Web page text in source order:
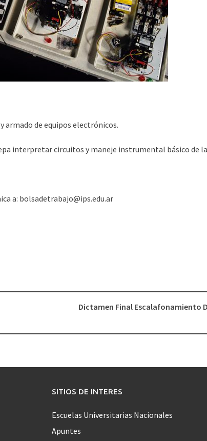
armado de equipos electrónicos.
interpretar circuitos y maneje instrumental básico de
a: bolsadetrabajo@ips.edu.ar
Dictamen Final Escalafonamiento
SITIOS DE INTERES
Escuelas Universitarias Nacionales
Apuntes